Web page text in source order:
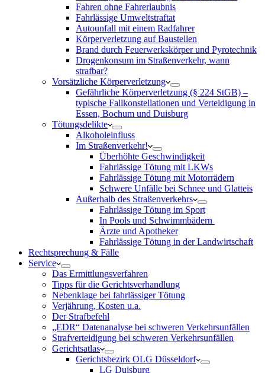
Fahren ohne Fahrerlaubnis
Fahrlässige Umweltstraftat
Autounfall mit einem Radfahrer
Körperverletzung auf Baustellen
Brand durch Feuerwerkskörper und Pyrotechnik
Drogenkonsum im Straßenverkehr, wann
strafbar?
Vorsätzliche Körperverletzung
Gefährliche Körperverletzung (§ 224 StGB) –
typische Fallkonstellationen und Verteidigung in
Essen, Bochum und Duisburg
Tötungsdelikte
Alkoholeinfluss
Im Straßenverkehr!
Überhöhte Geschwindigkeit
Fahrlässige Tötung mit LKWs
Fahrlässige Tötung mit Motorrädern
Schwere Unfälle bei Schnee und Glatteis
Außerhalb des Straßenverkehrs
Fahrlässige Tötung im Sport
In Pools und Schwimmbädern
Ärzte und Apotheker
Fahrlässige Tötung in der Landwirtschaft
Rechtsprechung & Fälle
Service
Das Ermittlungsverfahren
Tipps für die Gerichtsverhandlung
Nebenklage bei fahrlässiger Tötung
Verjährung, Kosten u.a.
Der Strafbefehl
„EDR“ Datenanalyse bei schweren Verkehrsunfällen
Strafverteidigung bei schweren Verkehrsunfällen
Gerichtsatlas
Gerichtsbezirk OLG Düsseldorf
LG Duisburg